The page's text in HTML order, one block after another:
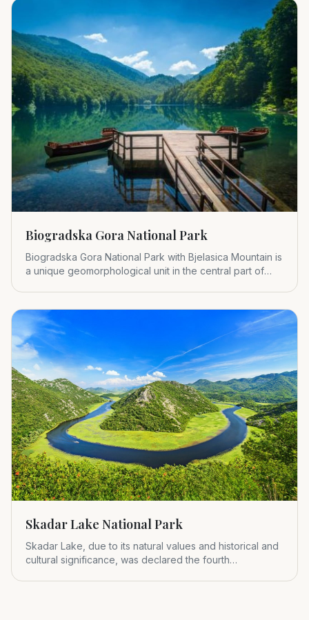
Biogradska Gora National Park
Biogradska Gora National Park with Bjelasica Mountain is
a unique geomorphological unit in the central part of
Skadar Lake National Park
Skadar Lake, due to its natural values and historical and
cultural significance, was declared the fourth